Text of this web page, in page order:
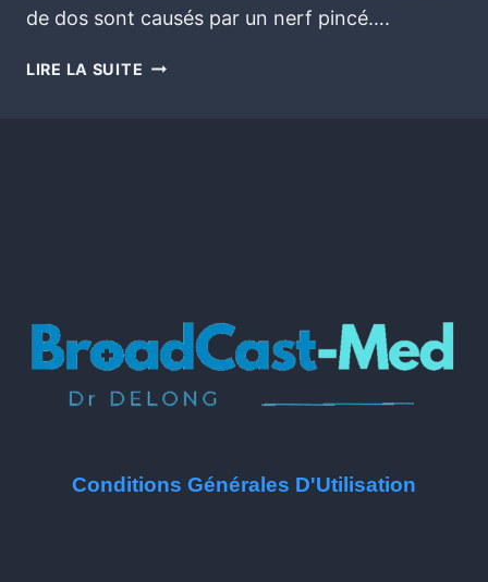
de dos sont causés par un nerf pincé….
LIRE LA SUITE
Conditions Générales D'Utilisation